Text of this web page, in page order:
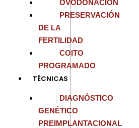
OVODONACIÓN
PRESERVACIÓN
DE LA
FERTILIDAD
COITO
PROGRAMADO
TÉCNICAS
DIAGNÓSTICO
GENÉTICO
PREIMPLANTACIONAL